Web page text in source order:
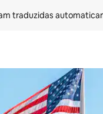
traduzidas